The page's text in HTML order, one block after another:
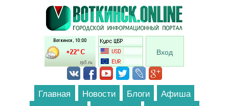
Перейти к основному содержанию
Вход
Главная Новости Блоги
Афиша